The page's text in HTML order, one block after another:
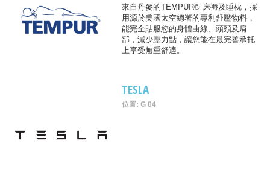
來自丹麥的TEMPUR® 床褥及睡枕，採
用源於美國太空總署的專利舒壓物料，
能完全貼服您的身體曲線、頭頸及肩
部，減少壓力點，讓您能在最完善承托
上享受無重舒適。
TESLA
位置: G 04